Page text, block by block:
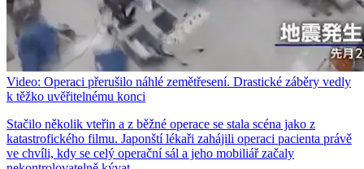
Video: Operaci přerušilo náhlé zemětřesení. Drastické záběry vedly
k těžko uvěřitelnému konci
Stačilo několik vteřin a z běžné operace se stala scéna jako z
katastrofického filmu. Japonští lékaři zahájili operaci pacienta právě
ve chvíli, kdy se celý operační sál a jeho mobiliář začaly